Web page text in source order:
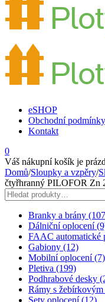
eSHOP
Obchodní podmínky
Kontakt
0
Váš nákupní košík je
Domů/Sloupky a vzpěry/
čtyřhranný PILOFOR Zn
Hledat:
Branky a brány
Dálniční oplocení
FAAC automatické
Gabiony (12)
Mobilní oplocení (7)
Pletiva (199)
Podhrabové desky
Rámy s
Sety oplocení (12)